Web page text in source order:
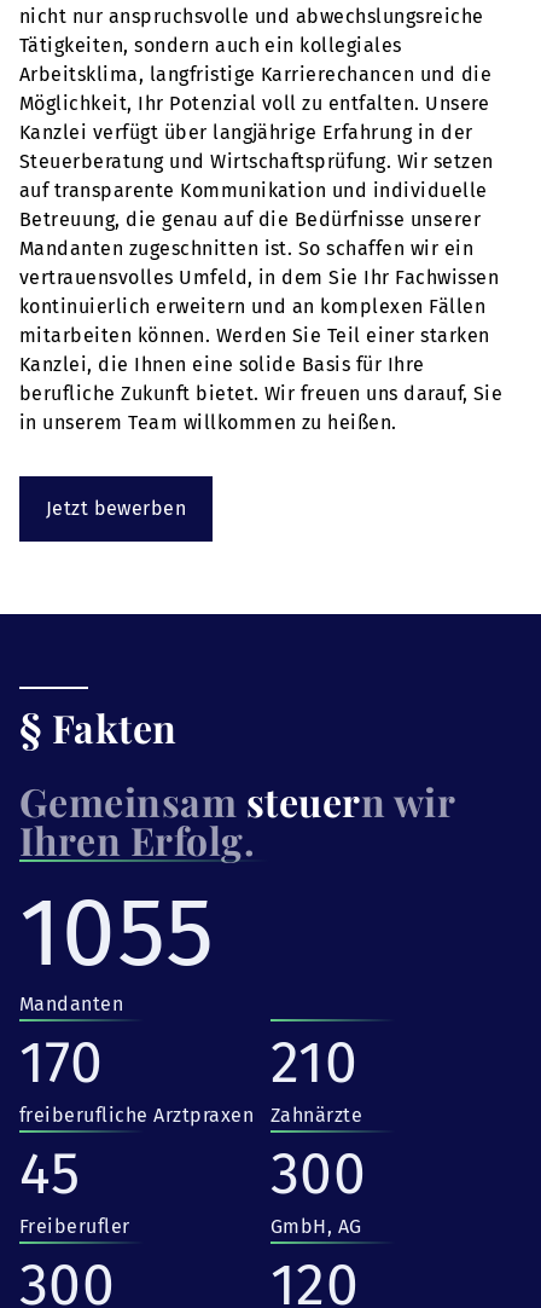
nicht nur anspruchsvolle und abwechslungsreiche
Tätigkeiten, sondern auch ein kollegiales
Arbeitsklima, langfristige Karrierechancen und die
Möglichkeit, Ihr Potenzial voll zu entfalten. Unsere
Kanzlei verfügt über langjährige Erfahrung in der
Steuerberatung und Wirtschaftsprüfung. Wir setzen
auf transparente Kommunikation und individuelle
Betreuung, die genau auf die Bedürfnisse unserer
Mandanten zugeschnitten ist. So schaffen wir ein
vertrauensvolles Umfeld, in dem Sie Ihr Fachwissen
kontinuierlich erweitern und an komplexen Fällen
mitarbeiten können. Werden Sie Teil einer starken
Kanzlei, die Ihnen eine solide Basis für Ihre
berufliche Zukunft bietet. Wir freuen uns darauf, Sie
in unserem Team willkommen zu heißen.
Jetzt bewerben
§ Fakten
Gemeinsam steuern wir
Ihren Erfolg.
1055
Mandanten
170
freiberufliche Arztpraxen
210
Zahnärzte
45
Freiberufler
300
GmbH, AG
300 120